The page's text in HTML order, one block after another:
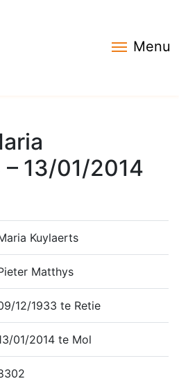
Menu
13/01/2014
Kuylaerts
Matthys
12/1933 te Retie
01/2014 te Mol